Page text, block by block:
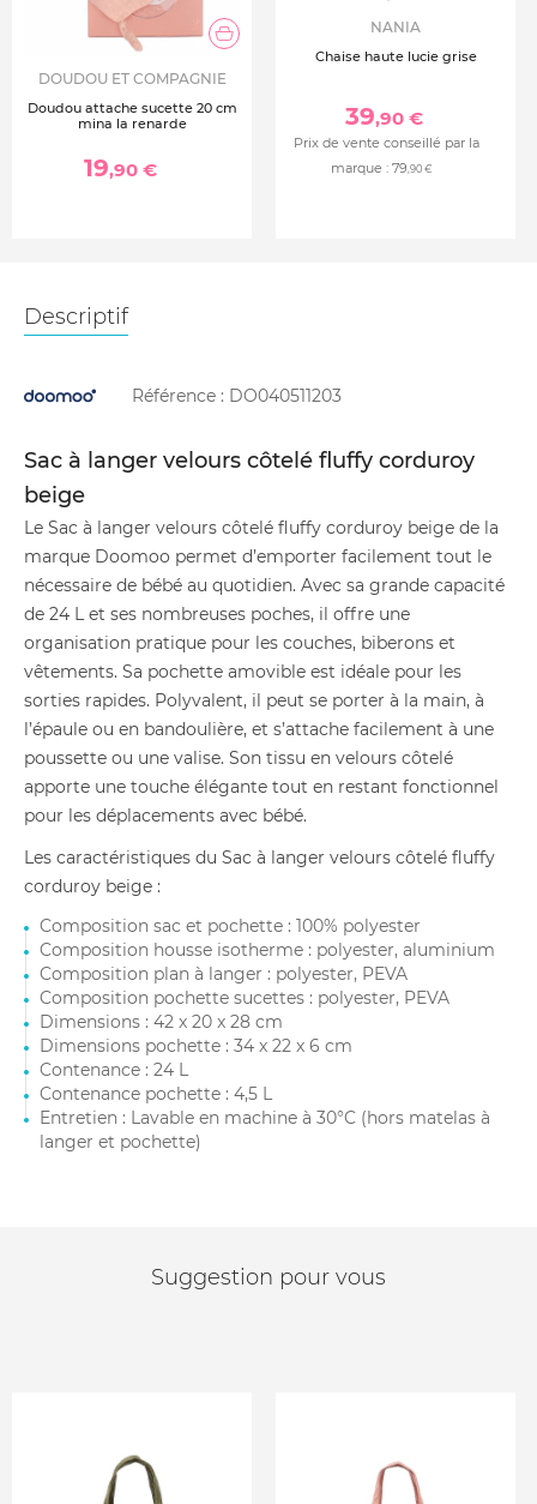
DOUDOU ET COMPAGNIE
Doudou attache sucette 20 cm
mina la renarde
19,90 €
NANIA
Chaise haute lucie grise
39,90 €
Prix de vente conseillé par la
marque : 79,90 €
Descriptif
Référence : DO040511203
Sac à langer velours côtelé fluffy corduroy
beige
Le Sac à langer velours côtelé fluffy corduroy beige de la
marque Doomoo permet d’emporter facilement tout le
nécessaire de bébé au quotidien. Avec sa grande capacité
de 24 L et ses nombreuses poches, il offre une
organisation pratique pour les couches, biberons et
vêtements. Sa pochette amovible est idéale pour les
sorties rapides. Polyvalent, il peut se porter à la main, à
l’épaule ou en bandoulière, et s’attache facilement à une
poussette ou une valise. Son tissu en velours côtelé
apporte une touche élégante tout en restant fonctionnel
pour les déplacements avec bébé.
Les caractéristiques du Sac à langer velours côtelé fluffy
corduroy beige :
Composition sac et pochette : 100% polyester
Composition housse isotherme : polyester, aluminium
Composition plan à langer : polyester, PEVA
Composition pochette sucettes : polyester, PEVA
Dimensions : 42 x 20 x 28 cm
Dimensions pochette : 34 x 22 x 6 cm
Contenance : 24 L
Contenance pochette : 4,5 L
Entretien : Lavable en machine à 30°C (hors matelas à
langer et pochette)
Suggestion pour vous